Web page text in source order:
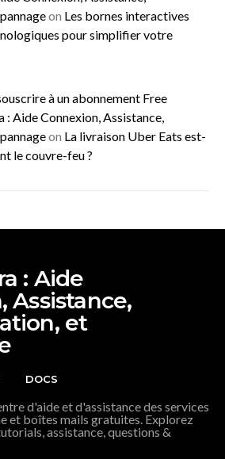
on Les bornes interactives
pour simplifier votre
à un abonnement Free
Aide Connexion, Assistance,
on La livraison Uber Eats est-
le couvre-feu ?
: Aide
Assistance,
et
DOCS
d'aide et d'assistance des services
et boîtes mails gratuites. Explorez
assistance, questions &